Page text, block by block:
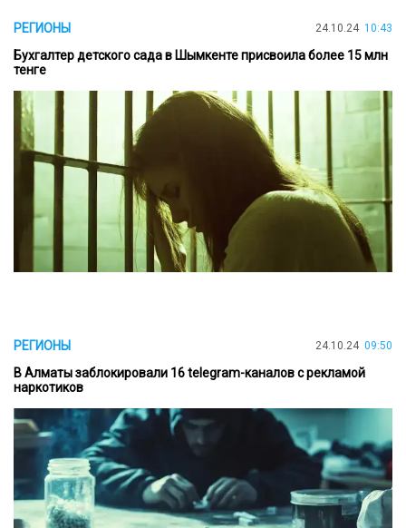
РЕГИОНЫ 24.10.24 10:43
Бухгалтер детского сада в Шымкенте присвоила более 15 млн
тенге
РЕГИОНЫ 24.10.24 09:50
В Алматы заблокировали 16 telegram-каналов с рекламой
наркотиков